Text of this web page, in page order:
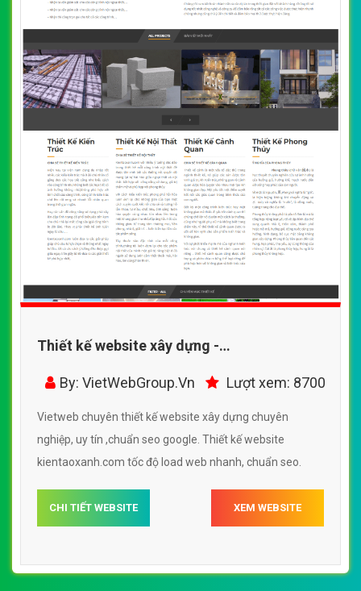
Thiết kế website xây dựng -
kientaoxanh.com đẹp SEO nhanh hiệu quả
By: VietWebGroup.Vn Lượt xem: 8700
Vietweb chuyên thiết kế website xây dựng chuyên
nghiệp, uy tín ,chuẩn seo google. Thiết kế website
kientaoxanh.com tốc độ load web nhanh, chuẩn seo.
CHI TIẾT WEBSITE XEM WEBSITE